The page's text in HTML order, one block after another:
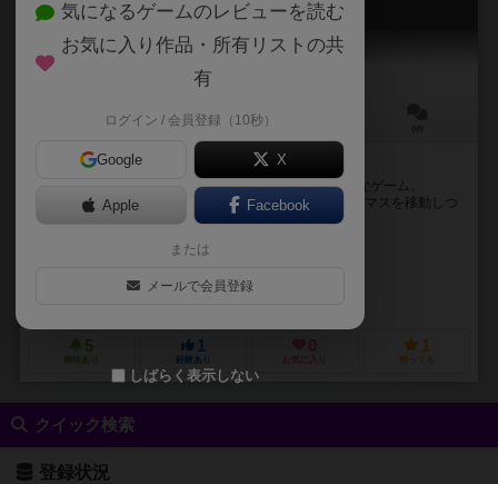
Futsal meeple
30分前後
くっ！APが足りない！
懐かしの某世界的サッカー漫画のファミコンゲーム的なゲーム。
（注：必殺シュートはありません。) パスやドリブルでマスを移動しつ
つ攻め上がり、シュートを放って点数を取る...
ナイトウ ソウヤ（Souya Naito）
5
興味あり
1
経験あり
1
持ってる
クイック検索
登録状況
気になるゲームのレビューを読む
お気に入り作品・所有リストの共
有
ログイン / 会員登録（10秒）
Google X
Apple Facebook
または
メールで会員登録
しばらく表示しない